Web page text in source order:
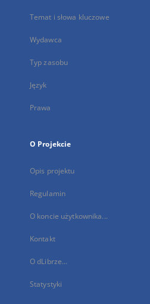
Temat i słowa kluczowe
Wydawca
Typ zasobu
Język
Prawa
O Projekcie
Opis projektu
Regulamin
O koncie użytkownika...
Kontakt
O dLibrze...
Statystyki